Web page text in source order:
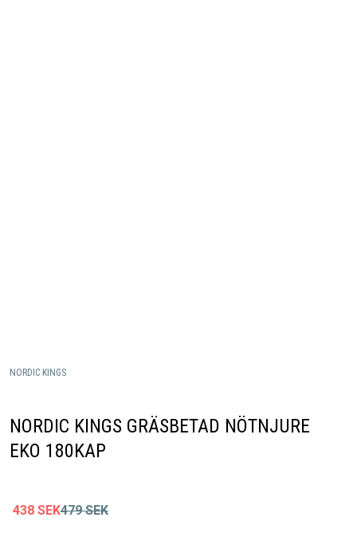
NORDIC KINGS
NORDIC KINGS GRÄSBETAD NÖTNJURE
EKO 180KAP
438 SEK479 SEK